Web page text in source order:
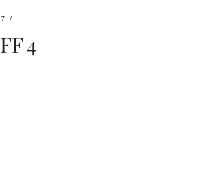
4